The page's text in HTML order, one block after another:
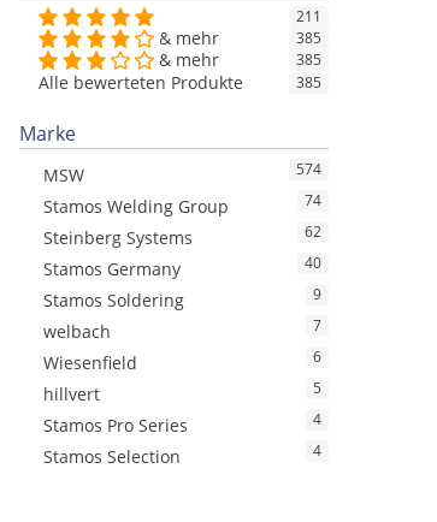
211
& mehr 385
& mehr 385
Alle bewerteten Produkte 385
Marke
MSW 574
Stamos Welding Group 74
Steinberg Systems 62
Stamos Germany 40
Stamos Soldering 9
welbach 7
Wiesenfield 6
hillvert 5
Stamos Pro Series 4
Stamos Selection 4